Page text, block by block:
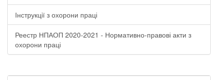
Інструкції з охорони праці
Реестр НПАОП 2020-2021 - Нормативно-правові акти з
охорони праці